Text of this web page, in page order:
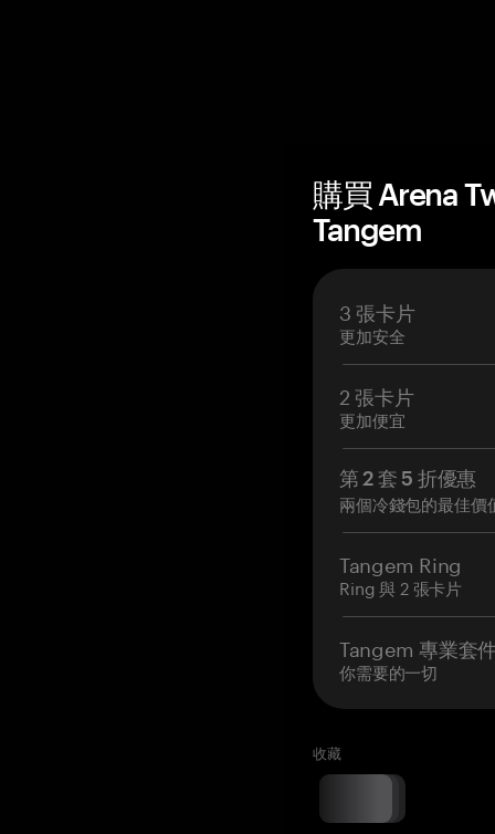
購買 Arena
Tangem
3 張卡片
更加安全
2 張卡片
更加便宜
第 2 套 5 折優惠
兩個冷錢包的最佳價
Tangem Ring
Ring 與 2 張卡片
Tangem 專業套
你需要的一切
收藏